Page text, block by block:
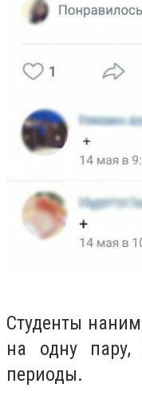
Студенты
на одну
периоды.